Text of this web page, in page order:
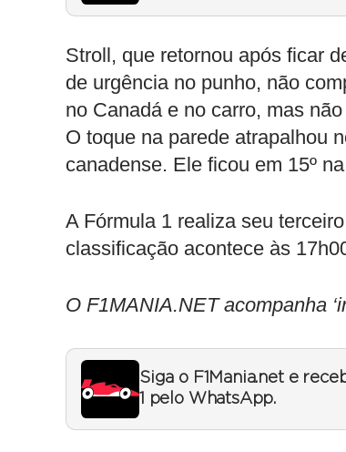
Stroll, que retornou após ficar
de urgência no punho, não
no Canadá e no carro, mas
O toque na parede atrapalhou
canadense. Ele ficou em 15º
A Fórmula 1 realiza seu
classificação acontece às
O F1MANIA.NET acompanha
Siga o F1Mania.net e
1 pelo WhatsApp.